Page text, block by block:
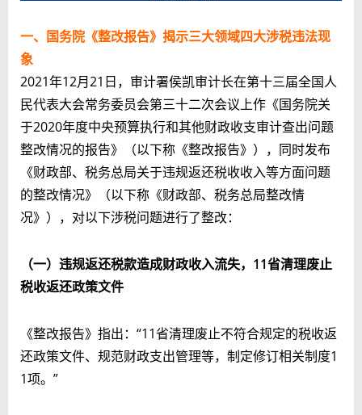
一、国务院《整改报告》揭示三大领域四大涉税违法现
象
2021年12月21日，审计署侯凯审计长在第十三届全国人
民代表大会常务委员会第三十二次会议上作《国务院关
于2020年度中央预算执行和其他财政收支审计查出问题
整改情况的报告》（以下称《整改报告》），同时发布
《财政部、税务总局关于违规返还税收收入等方面问题
的整改情况》（以下称《财政部、税务总局整改情
况》），对以下涉税问题进行了整改：
（一） 违规返还税款造成财政收入流失，11省清理废止
税收返还政策文件
《整改报告》指出：“11省清理废止不符合规定的税收返
还政策文件、规范财政支出管理等，制定修订相关制度1
1项。”